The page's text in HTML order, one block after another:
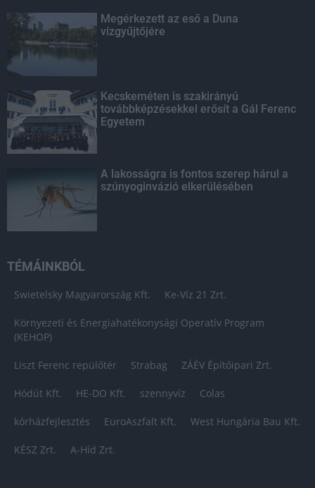
Megérkezett az eső a Duna
vízgyűjtőjére
Kecskeméten is szakirányú
továbbképzésekkel erősít a Gál Ferenc
Egyetem
A lakosságra is fontos szerep hárul a
szúnyoginvázió elkerülésében
TÉMÁINKBÓL
Swietelsky Magyarország Kft. Ke-Víz 21 Zrt.
Környezeti és Energiahatékonysági Operatív Program
(KEHOP)
Liszt Ferenc repülőtér Strabag ZÁÉV Építőipari Zrt.
Hódút Kft. HE-DO Kft. szennyvíz Colas
kórházfejlesztés EuroAszfalt Kft. West Hungária Bau Kft.
KÉSZ Zrt. A-Híd Zrt.